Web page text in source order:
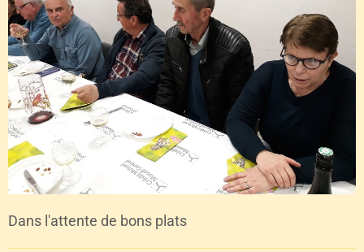
Dans l'attente de bons plats